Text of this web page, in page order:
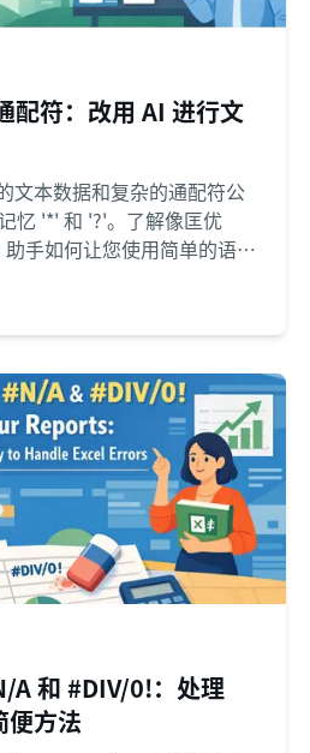
配符：改用 AI 进行文
文本数据和复杂的通配符公
忆 '*' 和 '?'。了解像匡优
手如何让您使用简单的语言
A 和 #DIV/0!：处理
便方法